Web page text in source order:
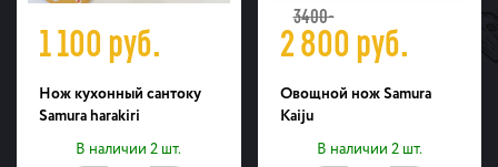
1 100руб.
Нож кухонный сантоку
Samura harakiri
В наличии 2 шт.
2 800руб.
3400-
Овощной нож Samura
Kaiju
В наличии 2 шт.